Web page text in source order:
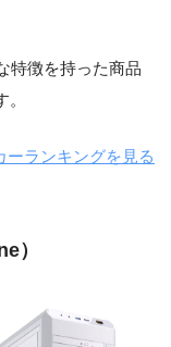
特徴を持った商品
ーランキングを見る
）